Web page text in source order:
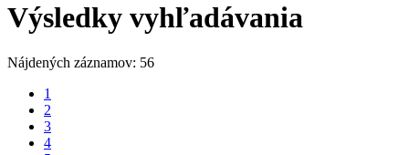
Výsledky vyhľadávania
Nájdených záznamov: 56
1
2
3
4